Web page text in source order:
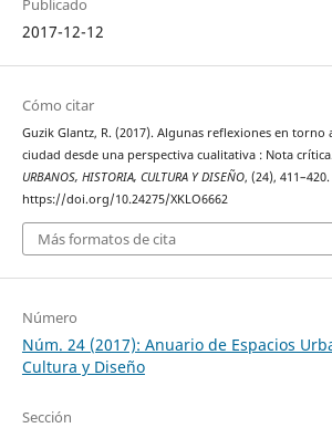
Publicado
2017-12-12
Cómo citar
Guzik Glantz, R. (2017). Algunas reflexiones en torno
ciudad desde una perspectiva cualitativa : Nota
URBANOS, HISTORIA, CULTURA Y DISEÑO, (24), 411–420.
https://doi.org/10.24275/XKLO6662
Más formatos de cita
Número
Núm. 24 (2017): Anuario de Espacios
Cultura y Diseño
Sección